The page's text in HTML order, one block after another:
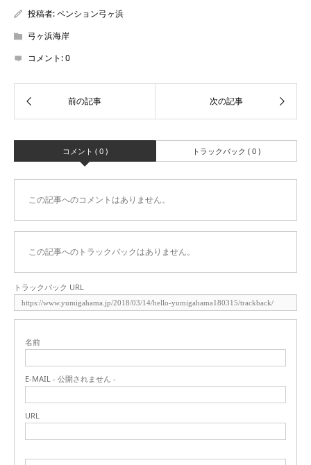
投稿者:ペンション弓ヶ浜
弓ヶ浜海岸
コメント:0
コメント ( 0 ) トラックバック ( 0 )
この記事へのコメントはありません。
この記事へのトラックバックはありません。
トラックバック URL
名前
E-MAIL - 公開されません -
URL